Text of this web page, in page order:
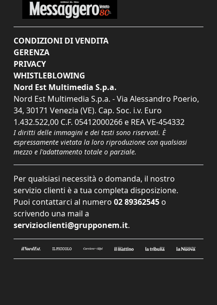
CONDIZIONI DI VENDITA
GERENZA
PRIVACY
WHISTLEBLOWING
Nord Est Multimedia S.p.a.
Nord Est Multimedia S.p.a. - Via Alessandro Poerio,
34, 30171 Venezia (VE). Cap. Soc. i.v. Euro
1.432.522,00 C.F. 05412000266 e REA VE-454332
I diritti delle immagini e dei testi sono riservati. È
espressamente vietata la loro riproduzione con qualsiasi
mezzo e l'adattamento totale o parziale.
Per qualsiasi necessità o domanda, il nostro
servizio clienti è a tua completa disposizione.
Puoi contattarci al numero 02 89362545 o
scrivendo una mail a
servizioclienti@grupponem.it.